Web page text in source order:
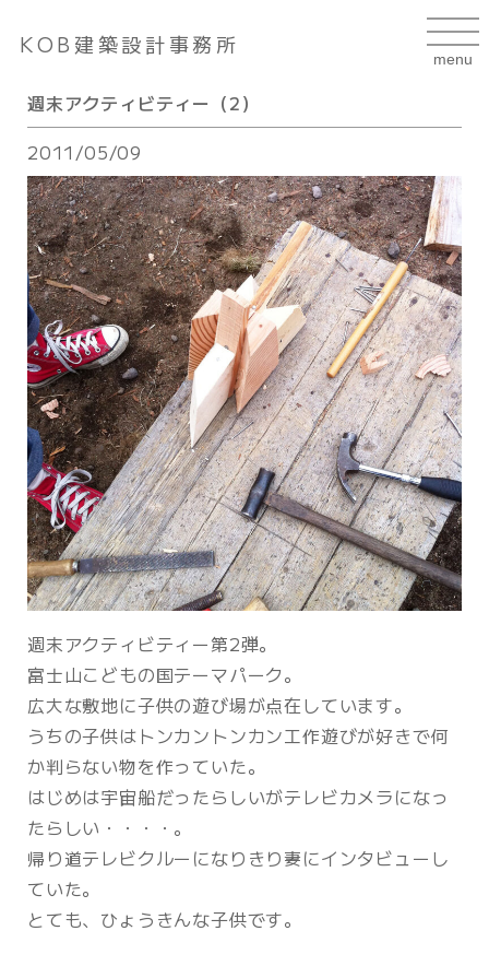
KOB建築設計事務所
週末アクティビティー（2）
2011/05/09
週末アクティビティー第2弾。
富士山こどもの国テーマパーク。
広大な敷地に子供の遊び場が点在しています。
うちの子供はトンカントンカン工作遊びが好きで何
か判らない物を作っていた。
はじめは宇宙船だったらしいがテレビカメラになっ
たらしい・・・・。
帰り道テレビクルーになりきり妻にインタビューし
ていた。
とても、ひょうきんな子供です。